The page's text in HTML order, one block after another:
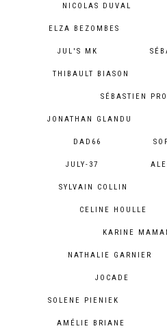
NICOLAS DUVAL
ELZA BEZOMBES
JUL'S MK
THIBAULT BIASON
SÉBASTIEN
JONATHAN GLANDU
DAD66
JULY-37
SYLVAIN COLLIN
CELINE HOULLE
KARINE
NATHALIE GARNIER
JOCADE
SOLENE PIENIEK
AMÉLIE BRIANE